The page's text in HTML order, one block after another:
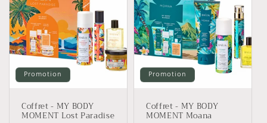
Promotion
Coffret - MY BODY
MOMENT Lost Paradise
Promotion
Coffret - MY BODY
MOMENT Moana